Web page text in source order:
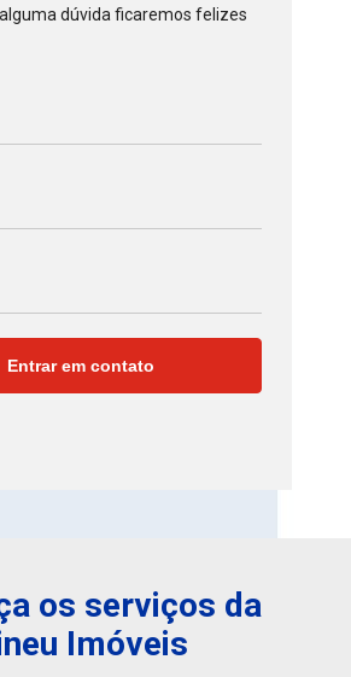
dúvida ficaremos felizes
os serviços da
Imóveis